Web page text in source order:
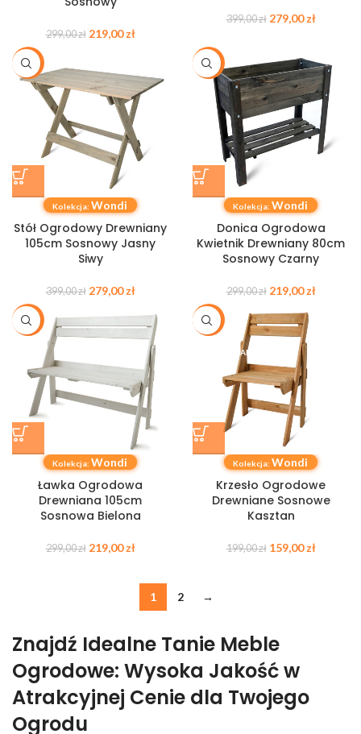
299,00zł 219,00zł
399,00zł 279,00zł
-30%
Kolekcja:Wondi
Stół Ogrodowy Drewniany
105cm Sosnowy Jasny
Siwy
399,00zł 279,00zł
-27%
Kolekcja:Wondi
Donica Ogrodowa
Kwietnik Drewniany 80cm
Sosnowy Czarny
299,00zł 219,00zł
-27%
Kolekcja:Wondi
Ławka Ogrodowa
Drewniana 105cm
Sosnowa Bielona
299,00zł 219,00zł
-20%
WYPRZEDANE
Kolekcja:Wondi
Krzesło Ogrodowe
Drewniane Sosnowe
Kasztan
199,00zł 159,00zł
1 2 →
Znajdź Idealne Tanie Meble
Ogrodowe: Wysoka Jakość w
Atrakcyjnej Cenie dla Twojego
Ogrodu